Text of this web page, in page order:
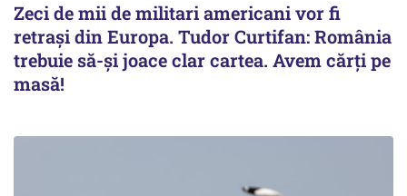
Zeci de mii de militari americani vor fi
retrași din Europa. Tudor Curtifan: România
trebuie să-și joace clar cartea. Avem cărți pe
masă!